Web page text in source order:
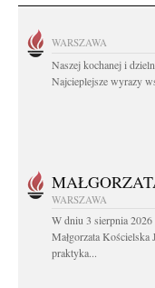
WARSZAWA
Naszej kochanej i
Najcieplejsze wyrazy
WARSZAWA
W dniu 3 sierpnia 2026
Małgorzata Kościelska
praktyka...